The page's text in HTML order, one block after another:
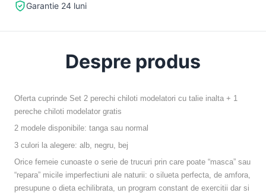
Garantie 24 luni
Despre produs
Oferta cuprinde Set 2 perechi chiloti modelatori cu talie inalta + 1
pereche chiloti modelator gratis
2 modele disponibile: tanga sau normal
3 culori la alegere: alb, negru, bej
Orice femeie cunoaste o serie de trucuri prin care poate “masca” sau
“repara” micile imperfectiuni ale naturii: o silueta perfecta, de amfora,
presupune o dieta echilibrata, un program constant de exercitii dar si